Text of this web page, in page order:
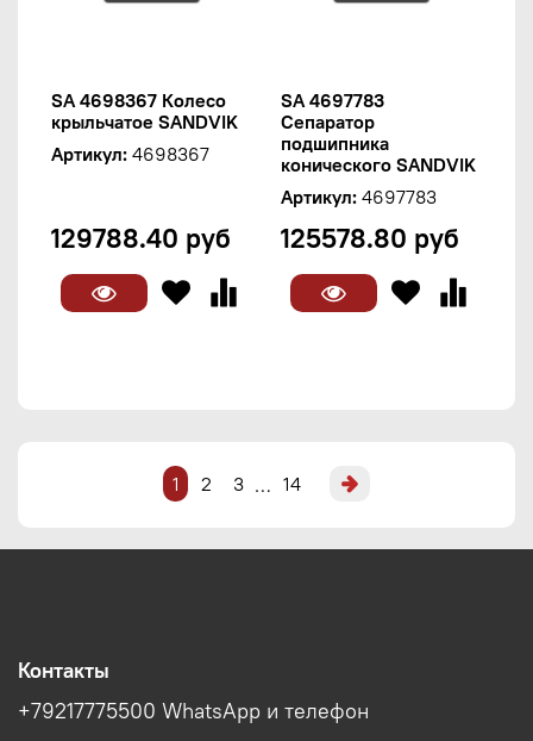
SA 4698367 Колесо
крыльчатое SANDVIK
Артикул: 4698367
129788.40 руб
SA 4697783
Сепаратор
подшипника
конического SANDVIK
Артикул: 4697783
125578.80 руб
1 2 3 … 14
Контакты
+79217775500 WhatsApp и телефон